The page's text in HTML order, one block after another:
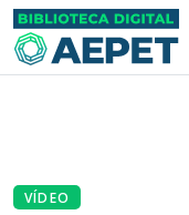
VÍDEO